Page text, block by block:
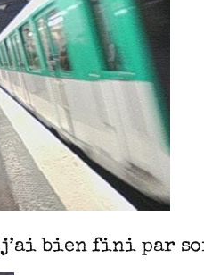
j’ai bien fini par